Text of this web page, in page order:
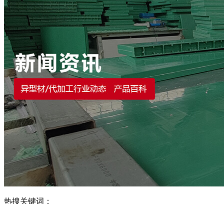
热搜关键词：